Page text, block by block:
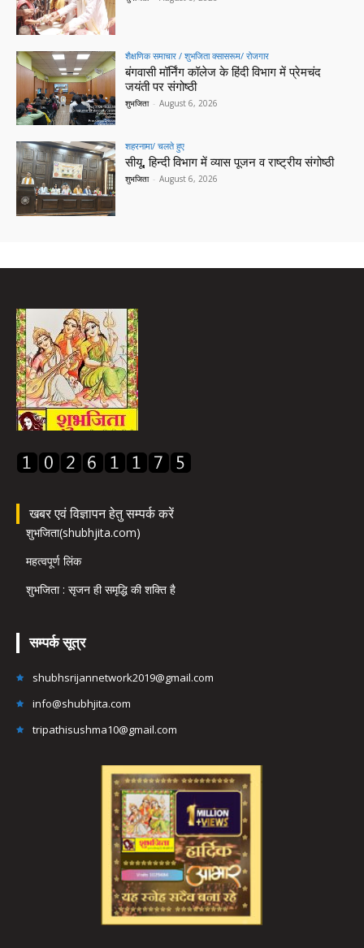
शैक्षणिक समाचार / शुभजिता क्सासरूम/ रोजगार
बंगवासी मॉर्निंग कॉलेज के हिंदी विभाग में प्रेमचंद
जयंती पर संगोष्ठी
शुभजिता - August 6, 2026
शहरनामा/ चलते हुए
सीयू, हिन्दी विभाग में व्यास पूजन व राष्ट्रीय संगोष्ठी
शुभजिता - August 6, 2026
खबर एवं विज्ञापन हेतु सम्पर्क करें
शुभजिता(shubhjita.com)
महत्वपूर्ण लिंक
शुभजिता : सृजन ही समृद्धि की शक्ति है
सम्पर्क सूत्र
shubhsrijannetwork2019@gmail.com
info@shubhjita.com
tripathisushma10@gmail.com